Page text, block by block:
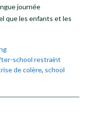
journée
que les enfants et les
school restraint
de colère, school